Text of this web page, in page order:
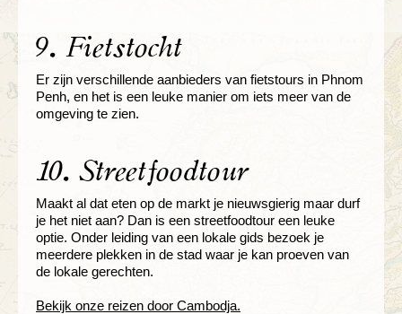
9. Fietstocht
Er zijn verschillende aanbieders van fietstours in Phnom
Penh, en het is een leuke manier om iets meer van de
omgeving te zien.
10. Streetfoodtour
Maakt al dat eten op de markt je nieuwsgierig maar durf
je het niet aan? Dan is een streetfoodtour een leuke
optie. Onder leiding van een lokale gids bezoek je
meerdere plekken in de stad waar je kan proeven van
de lokale gerechten.
Bekijk onze reizen door Cambodja.